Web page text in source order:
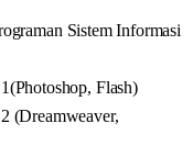
Sistem Informasi
Flash)
(Dreamweaver,